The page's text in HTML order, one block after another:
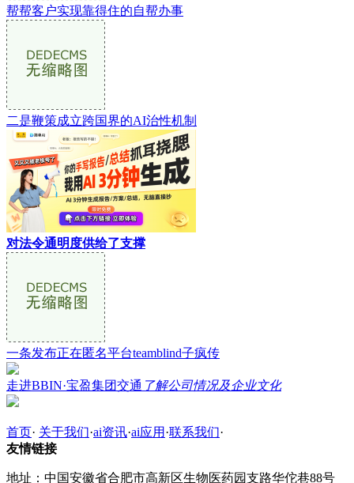
帮帮客户实现靠得住的自帮办事
二是鞭策成立跨国界的AI治性机制
对法令通明度供给了支撑
一条发布正在匿名平台teamblind子疯传
走进BBIN·宝盈集团交通 了解公司情况及企业文化
首页· 关于我们·ai资讯·ai应用 ·联系我们·
友情链接
地址：中国安徽省合肥市高新区生物医药园支路华佗巷88号